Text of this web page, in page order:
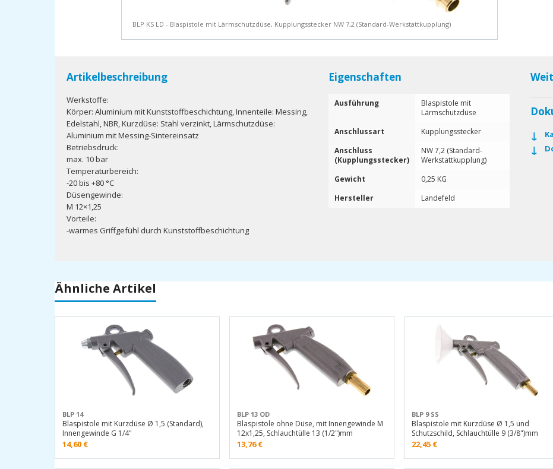
BLP KS LD - Blaspistole mit Lärmschutzdüse, Kupplungsstecker NW 7,2 (Standard-Werkstattkupplung)
Artikelbeschreibung
Werkstoffe:
Körper: Aluminium mit Kunststoffbeschichtung, Innenteile: Messing,
Edelstahl, NBR, Kurzdüse: Stahl verzinkt, Lärmschutzdüse:
Aluminium mit Messing-Sintereinsatz
Betriebsdruck:
max. 10 bar
Temperaturbereich:
-20 bis +80 °C
Düsengewinde:
M 12×1,25
Vorteile:
-warmes Griffgefühl durch Kunststoffbeschichtung
Eigenschaften
Ausführung
Blaspistole mit
Lärmschutzdüse
Anschlussart
Kupplungsstecker
Anschluss
(Kupplungsstecker)
NW 7,2 (Standard-
Werkstattkupplung)
Gewicht
0,25 KG
Hersteller
Landefeld
Ähnliche Artikel
BLP 14
Blaspistole mit Kurzdüse Ø 1,5 (Standard),
Innengewinde G 1/4"
14,60 €
BLP 13 OD
Blaspistole ohne Düse, mit Innengewinde M
12x1,25, Schlauchtülle 13 (1/2")mm
13,76€
BLP 9 SS
Blaspistole mit Kurzdüse Ø 1,5 und
Schutzschild, Schlauchtülle 9 (3/8")mm
22,45 €